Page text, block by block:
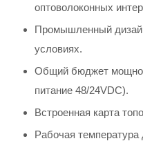
оптоволоконных
Промышленный
условиях.
Общий бюджет
питание 48/24VDC).
Встроенная карта
Рабочая температура